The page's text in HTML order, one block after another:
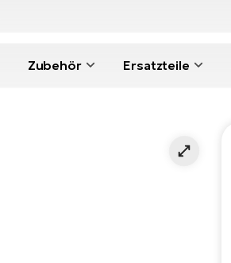
Zubehör Ersatzteile